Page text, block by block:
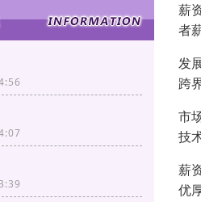
薪
者
发
跨
市
技
薪
优